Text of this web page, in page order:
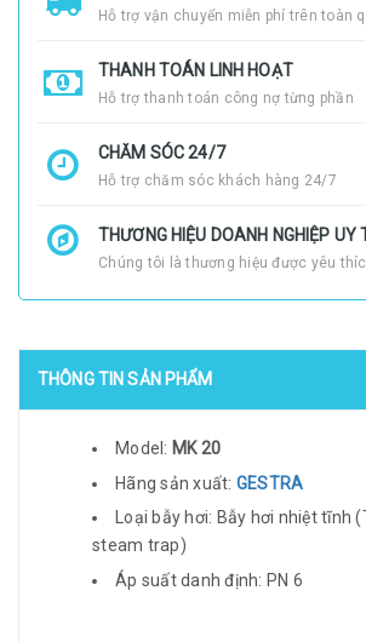
Hỗ trợ vận chuyển miễn phí trên toàn
THANH TOÁN LINH HOẠT
Hỗ trợ thanh toán công nợ từng phần
CHĂM SÓC 24/7
Hỗ trợ chăm sóc khách hàng 24/7
THƯƠNG HIỆU DOANH NGHIỆP UY
Chúng tôi là thương hiệu được yêu
THÔNG TIN SẢN PHẨM
Model: MK 20
Hãng sản xuất: GESTRA
Loại bẫy hơi: Bẫy hơi nhiệt tĩnh
steam trap)
Áp suất danh định: PN 6